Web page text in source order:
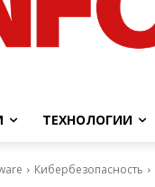
ТЕХНОЛОГИИ
Кибербезопасность